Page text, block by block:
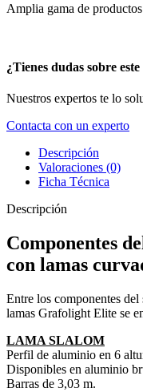
Amplia gama de
¿Tienes dudas sobre
Nuestros expertos te lo
Contacta con un experto
Descripción
Valoraciones (0)
Ficha Técnica
Descripción
Componentes
con lamas
Entre los componentes
lamas Grafolight Elite se
LAMA SLALOM
Perfil de aluminio en 6
Disponibles en aluminio
Barras de 3,03 m.